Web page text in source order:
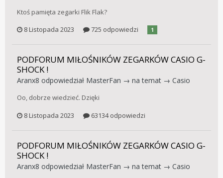
Ktoś pamięta zegarki Flik Flak?
8 Listopada 2023
725 odpowiedzi 1
PODFORUM MIŁOŚNIKÓW ZEGARKÓW CASIO G-
SHOCK !
Aranx8 odpowiedział MasterFan → na temat → Casio
Oo, dobrze wiedzieć. Dzięki
8 Listopada 2023
63134 odpowiedzi
PODFORUM MIŁOŚNIKÓW ZEGARKÓW CASIO G-
SHOCK !
Aranx8 odpowiedział MasterFan → na temat → Casio